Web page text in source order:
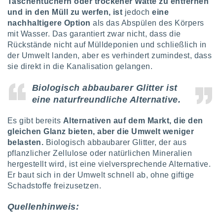
und in den Müll zu werfen, ist jedocheine
nachhaltigere Option als das Abspülen des Körpers
mit Wasser. Das garantiert zwar nicht, dass die
Rückstände nicht auf Mülldeponien und schließlich in
der Umwelt landen, aber es verhindert zumindest, dass
sie direkt in die Kanalisation gelangen.
Biologisch abbaubarer Glitter ist
eine naturfreundliche Alternative.
Es gibt bereits Alternativen auf dem Markt, die den
gleichen Glanz bieten, aber die Umwelt weniger
belasten. Biologisch abbaubarer Glitter, der aus
pflanzlicher Zellulose oder natürlichen Mineralien
hergestellt wird, ist eine vielversprechende Alternative.
Er baut sich in der Umwelt schnell ab, ohne giftige
Schadstoffe freizusetzen.
Quellenhinweis: